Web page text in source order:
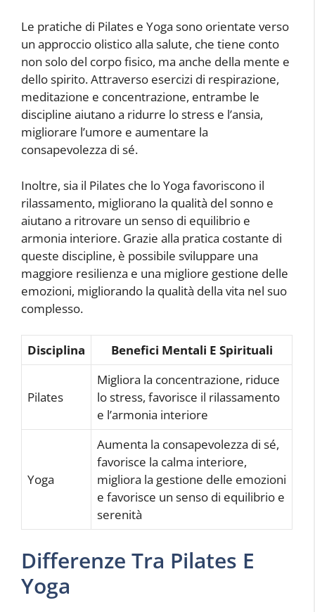
Le pratiche di Pilates e Yoga sono orientate verso
un approccio olistico alla salute, che tiene conto
non solo del corpo fisico, ma anche della mente e
dello spirito. Attraverso esercizi di respirazione,
meditazione e concentrazione, entrambe le
discipline aiutano a ridurre lo stress e l’ansia,
migliorare l’umore e aumentare la
consapevolezza di sé.
Inoltre, sia il Pilates che lo Yoga favoriscono il
rilassamento, migliorano la qualità del sonno e
aiutano a ritrovare un senso di equilibrio e
armonia interiore. Grazie alla pratica costante di
queste discipline, è possibile sviluppare una
maggiore resilienza e una migliore gestione delle
emozioni, migliorando la qualità della vita nel suo
complesso.
Disciplina Benefici Mentali E Spirituali
Pilates
Migliora la concentrazione, riduce
lo stress, favorisce il rilassamento
e l’armonia interiore
Yoga
Aumenta la consapevolezza di sé,
favorisce la calma interiore,
migliora la gestione delle emozioni
e favorisce un senso di equilibrio e
serenità
Differenze Tra Pilates E
Yoga